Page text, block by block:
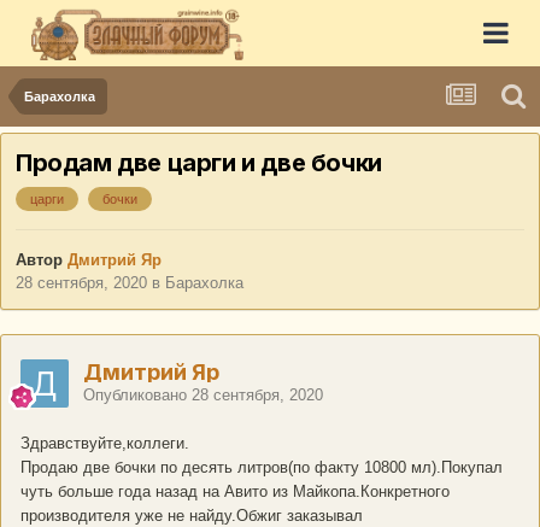
Барахолка
Продам две царги и две бочки
царги бочки
Автор Дмитрий Яр
28 сентября, 2020 в Барахолка
Дмитрий Яр
Опубликовано 28 сентября, 2020
Здравствуйте,коллеги.
Продаю две бочки по десять литров(по факту 10800 мл).Покупал
чуть больше года назад на Авито из Майкопа.Конкретного
производителя уже не найду.Обжиг заказывал